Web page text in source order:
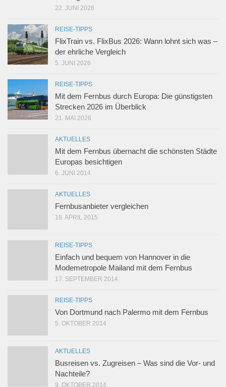
22. JUNI 2026
REISE-TIPPS
FlixTrain vs. FlixBus 2026: Wann lohnt sich was –
der ehrliche Vergleich
5. JUNI 2026
REISE-TIPPS
Mit dem Fernbus durch Europa: Die günstigsten
Strecken 2026 im Überblick
21. MAI 2026
AKTUELLES
Mit dem Fernbus übernacht die schönsten Städte
Europas besichtigen
6. JUNI 2014
AKTUELLES
Fernbusanbieter vergleichen
18. APRIL 2015
REISE-TIPPS
Einfach und bequem von Hannover in die
Modemetropole Mailand mit dem Fernbus
17. SEPTEMBER 2014
REISE-TIPPS
Von Dortmund nach Palermo mit dem Fernbus
5. OKTOBER 2014
AKTUELLES
Busreisen vs. Zugreisen – Was sind die Vor- und
Nachteile?
9. OKTOBER 2014